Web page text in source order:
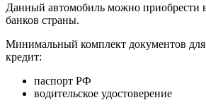
Данный автомобиль можно приобрести
банков страны.
Минимальный комплект документов для
кредит:
паспорт РФ
водительское удостоверение